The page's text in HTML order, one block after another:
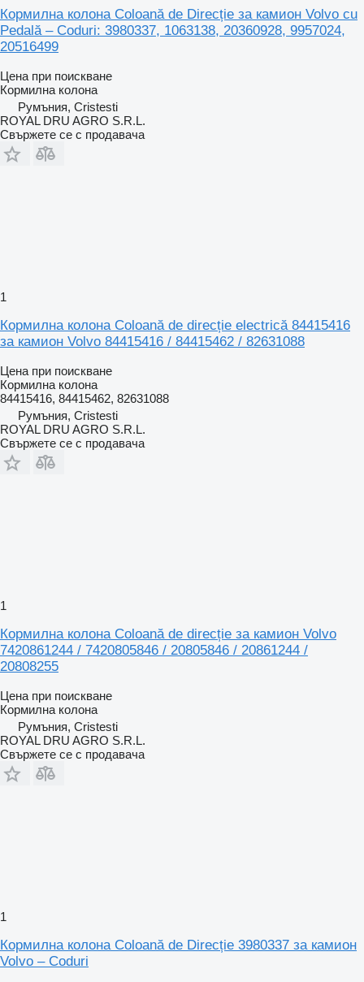
Кормилна колона Coloană de Direcție за камион Volvo cu
Pedală – Coduri: 3980337, 1063138, 20360928, 9957024,
20516499
Цена при поискване
Кормилна колона
Румъния, Cristesti
ROYAL DRU AGRO S.R.L.
Свържете се с продавача
1
Кормилна колона Coloană de direcție electrică 84415416
за камион Volvo 84415416 / 84415462 / 82631088
Цена при поискване
Кормилна колона
84415416, 84415462, 82631088
Румъния, Cristesti
ROYAL DRU AGRO S.R.L.
Свържете се с продавача
1
Кормилна колона Coloană de direcție за камион Volvo
7420861244 / 7420805846 / 20805846 / 20861244 /
20808255
Цена при поискване
Кормилна колона
Румъния, Cristesti
ROYAL DRU AGRO S.R.L.
Свържете се с продавача
1
Кормилна колона Coloană de Direcție 3980337 за камион
Volvo – Coduri